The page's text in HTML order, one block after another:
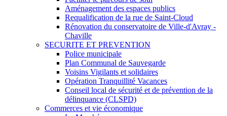
Aménagement des espaces publics
Requalification de la rue de Saint-Cloud
Rénovation du conservatoire de Ville-d'Avray -
Chaville
SECURITE ET PREVENTION
Police municipale
Plan Communal de Sauvegarde
Voisins Vigilants et solidaires
Opération Tranquillité Vacances
Conseil local de sécurité et de prévention de la
délinquance (CLSPD)
Commerces et vie économique